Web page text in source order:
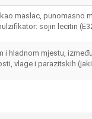
maslac, punomasno
sojin lecitin
i hladnom mjestu,
vlage i parazitskih